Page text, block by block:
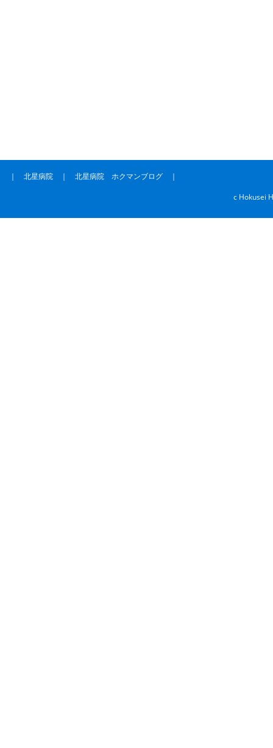
｜ 北星病院 ｜ 北星病院 ホクマンブログ ｜
c Hokusei